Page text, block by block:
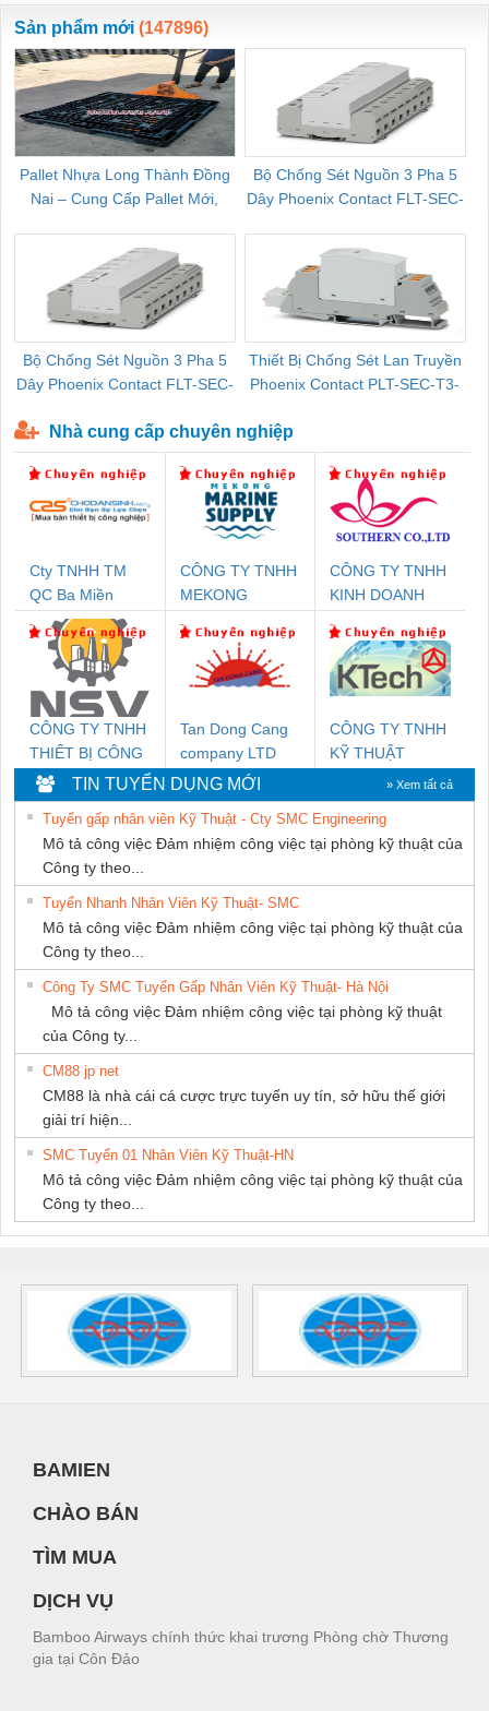
ewara
CHUA CHAY
Sản phẩm mới (147896)
Pallet Nhựa Long Thành Đồng
Nai – Cung Cấp Pallet Mới,
Bộ Chống Sét Nguồn 3 Pha 5
Dây Phoenix Contact FLT-SEC-
Bộ Chống Sét Nguồn 3 Pha 5
Dây Phoenix Contact FLT-SEC-
Thiết Bị Chống Sét Lan Truyền
Phoenix Contact PLT-SEC-T3-
Nhà cung cấp chuyên nghiệp
Cty TNHH TM
QC Ba Miền
CÔNG TY TNHH
MEKONG
SUPPLY
CÔNG TY TNHH
KINH DOANH
PHƯƠNG NAM
CÔNG TY TNHH
THIẾT BỊ CÔNG
NGHIỆP NIHON
SETSUBI VIỆT
NAM
Tan Dong Cang
company LTD
CÔNG TY TNHH
KỸ THUẬT
KTECH VIỆT
NAM
TIN TUYỂN DỤNG MỚI » Xem tất cả
Tuyển gấp nhân viên Kỹ Thuật - Cty SMC Engineering
Mô tả công việc Đảm nhiệm công việc tại phòng kỹ thuật của
Công ty theo...
Tuyển Nhanh Nhân Viên Kỹ Thuật- SMC
Mô tả công việc Đảm nhiệm công việc tại phòng kỹ thuật của
Công ty theo...
Công Ty SMC Tuyển Gấp Nhân Viên Kỹ Thuật- Hà Nội
Mô tả công việc Đảm nhiệm công việc tại phòng kỹ thuật
của Công ty...
CM88 jp net
CM88 là nhà cái cá cược trực tuyến uy tín, sở hữu thế giới
giải trí hiện...
SMC Tuyển 01 Nhân Viên Kỹ Thuật-HN
Mô tả công việc Đảm nhiệm công việc tại phòng kỹ thuật của
Công ty theo...
BAMIEN
CHÀO BÁN
TÌM MUA
DỊCH VỤ
Bamboo Airways chính thức khai trương Phòng chờ Thương
gia tại Côn Đảo